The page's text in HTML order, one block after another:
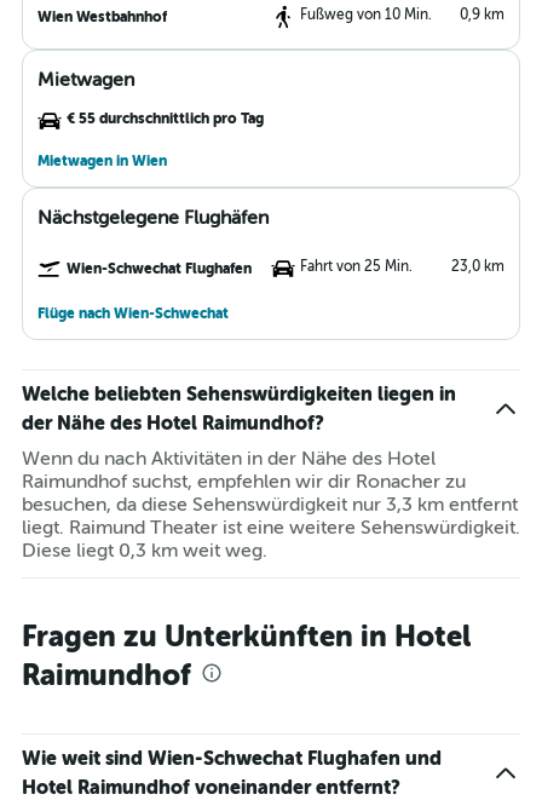
Wien Westbahnhof Fußweg von 10 Min. 0,9 km
Mietwagen
€ 55 durchschnittlich pro Tag
Mietwagen in Wien
Nächstgelegene Flughäfen
Wien-Schwechat Flughafen Fahrt von 25 Min. 23,0 km
Flüge nach Wien-Schwechat
Welche beliebten Sehenswürdigkeiten liegen in
der Nähe des Hotel Raimundhof?
Wenn du nach Aktivitäten in der Nähe des Hotel
Raimundhof suchst, empfehlen wir dir Ronacher zu
besuchen, da diese Sehenswürdigkeit nur 3,3 km entfernt
liegt. Raimund Theater ist eine weitere Sehenswürdigkeit.
Diese liegt 0,3 km weit weg.
Fragen zu Unterkünften in Hotel
Raimundhof
Wie weit sind Wien-Schwechat Flughafen und
Hotel Raimundhof voneinander entfernt?